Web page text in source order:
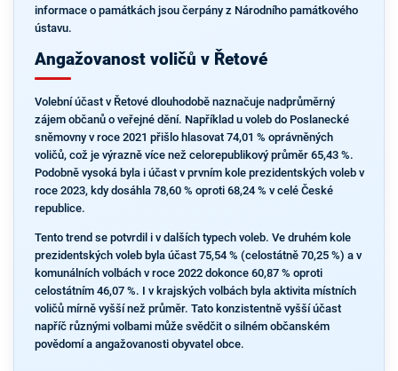
informace o památkách jsou čerpány z Národního památkového
ústavu.
Angažovanost voličů v Řetové
Volební účast v Řetové dlouhodobě naznačuje nadprůměrný
zájem občanů o veřejné dění. Například u voleb do Poslanecké
sněmovny v roce 2021 přišlo hlasovat 74,01 % oprávněných
voličů, což je výrazně více než celorepublikový průměr 65,43 %.
Podobně vysoká byla i účast v prvním kole prezidentských voleb v
roce 2023, kdy dosáhla 78,60 % oproti 68,24 % v celé České
republice.
Tento trend se potvrdil i v dalších typech voleb. Ve druhém kole
prezidentských voleb byla účast 75,54 % (celostátně 70,25 %) a v
komunálních volbách v roce 2022 dokonce 60,87 % oproti
celostátním 46,07 %. I v krajských volbách byla aktivita místních
voličů mírně vyšší než průměr. Tato konzistentně vyšší účast
napříč různými volbami může svědčit o silném občanském
povědomí a angažovanosti obyvatel obce.